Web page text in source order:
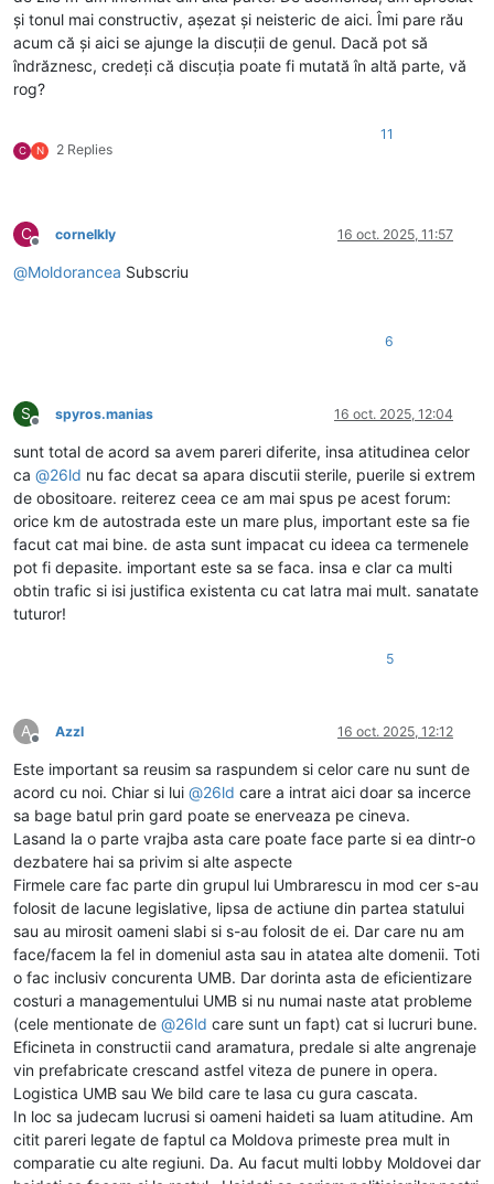
și tonul mai constructiv, așezat și neisteric de aici. Îmi pare rău
acum că și aici se ajunge la discuții de genul. Dacă pot să
îndrăznesc, credeți că discuția poate fi mutată în altă parte, vă
rog?
C N 2 Replies
11
C
Deconectat
cornelkly 16 oct. 2025, 11:57
@Moldorancea Subscriu
6
S
Deconectat
spyros.manias 16 oct. 2025, 12:04
sunt total de acord sa avem pareri diferite, insa atitudinea celor
ca @26ld nu fac decat sa apara discutii sterile, puerile si extrem
de obositoare. reiterez ceea ce am mai spus pe acest forum:
orice km de autostrada este un mare plus, important este sa fie
facut cat mai bine. de asta sunt impacat cu ideea ca termenele
pot fi depasite. important este sa se faca. insa e clar ca multi
obtin trafic si isi justifica existenta cu cat latra mai mult. sanatate
tuturor!
5
A
Deconectat
Azzl 16 oct. 2025, 12:12
Este important sa reusim sa raspundem si celor care nu sunt de
acord cu noi. Chiar si lui @26ld care a intrat aici doar sa incerce
sa bage batul prin gard poate se enerveaza pe cineva.
Lasand la o parte vrajba asta care poate face parte si ea dintr-o
dezbatere hai sa privim si alte aspecte
Firmele care fac parte din grupul lui Umbrarescu in mod cer s-au
folosit de lacune legislative, lipsa de actiune din partea statului
sau au mirosit oameni slabi si s-au folosit de ei. Dar care nu am
face/facem la fel in domeniul asta sau in atatea alte domenii. Toti
o fac inclusiv concurenta UMB. Dar dorinta asta de eficientizare
costuri a managementului UMB si nu numai naste atat probleme
(cele mentionate de @26ld care sunt un fapt) cat si lucruri bune.
Eficineta in constructii cand aramatura, predale si alte angrenaje
vin prefabricate crescand astfel viteza de punere in opera.
Logistica UMB sau We bild care te lasa cu gura cascata.
In loc sa judecam lucrusi si oameni haideti sa luam atitudine. Am
citit pareri legate de faptul ca Moldova primeste prea mult in
comparatie cu alte regiuni. Da. Au facut multi lobby Moldovei dar